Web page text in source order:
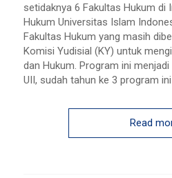
setidaknya 6 Fakultas Hukum di
Hukum Universitas Islam
Fakultas Hukum yang masih
Komisi Yudisial (KY) untuk
dan Hukum. Program ini
UII, sudah tahun ke 3 program
Read